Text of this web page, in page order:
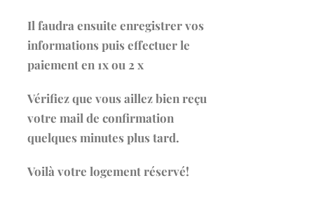
Il faudra ensuite enregistrer vos
informations puis effectuer le
paiement en 1x ou 2 x
Vérifiez que vous aillez bien reçu
votre mail de confirmation
quelques minutes plus tard.
Voilà votre logement réservé!